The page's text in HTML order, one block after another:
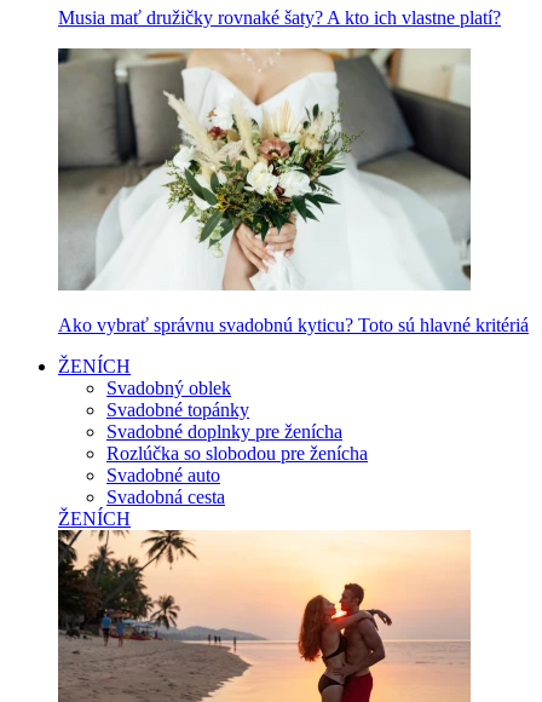
Musia mať družičky rovnaké šaty? A kto ich vlastne platí?
Ako vybrať správnu svadobnú kyticu? Toto sú hlavné kritériá
ŽENÍCH
Svadobný oblek
Svadobné topánky
Svadobné doplnky pre ženícha
Rozlúčka so slobodou pre ženícha
Svadobné auto
Svadobná cesta
ŽENÍCH